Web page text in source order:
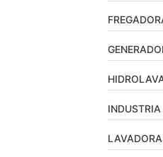
INDUSTRIA